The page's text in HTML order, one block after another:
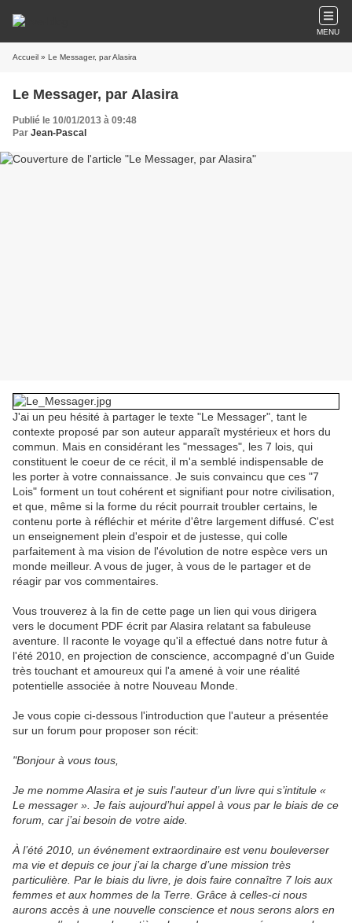
MENU
Accueil » Le Messager, par Alasira
Le Messager, par Alasira
Publié le 10/01/2013 à 09:48
Par Jean-Pascal
J'ai un peu hésité à partager le texte "Le Messager", tant le
contexte proposé par son auteur apparaît mystérieux et hors du
commun. Mais en considérant les "messages", les 7 lois, qui
constituent le coeur de ce récit, il m'a semblé indispensable de
les porter à votre connaissance. Je suis convaincu que ces "7
Lois" forment un tout cohérent et signifiant pour notre civilisation,
et que, même si la forme du récit pourrait troubler certains, le
contenu porte à réfléchir et mérite d'être largement diffusé. C'est
un enseignement plein d'espoir et de justesse, qui colle
parfaitement à ma vision de l'évolution de notre espèce vers un
monde meilleur. A vous de juger, à vous de le partager et de
réagir par vos commentaires.
Vous trouverez à la fin de cette page un lien qui vous dirigera
vers le document PDF écrit par Alasira relatant sa fabuleuse
aventure. Il raconte le voyage qu'il a effectué dans notre futur à
l'été 2010, en projection de conscience, accompagné d'un Guide
très touchant et amoureux qui l'a amené à voir une réalité
potentielle associée à notre Nouveau Monde.
Je vous copie ci-dessous l'introduction que l'auteur a présentée
sur un forum pour proposer son récit:
"Bonjour à vous tous,
Je me nomme Alasira et je suis l’auteur d’un livre qui s’intitule «
Le messager ». Je fais aujourd’hui appel à vous par le biais de ce
forum, car j’ai besoin de votre aide.
À l’été 2010, un événement extraordinaire est venu bouleverser
ma vie et depuis ce jour j’ai la charge d’une mission très
particulière. Par le biais du livre, je dois faire connaître 7 lois aux
femmes et aux hommes de la Terre. Grâce à celles-ci nous
aurons accès à une nouvelle conscience et nous serons alors en